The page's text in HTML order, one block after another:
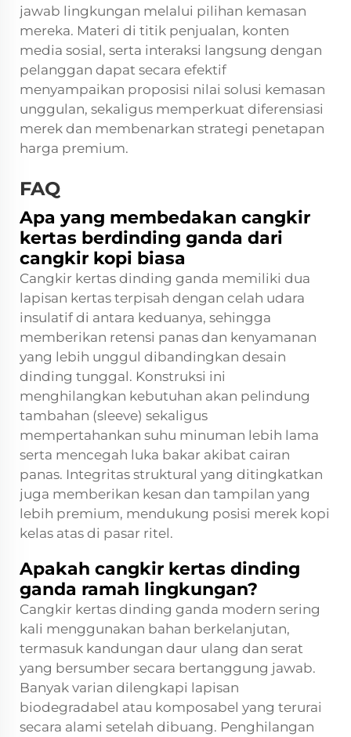
jawab lingkungan melalui pilihan kemasan
mereka. Materi di titik penjualan, konten
media sosial, serta interaksi langsung dengan
pelanggan dapat secara efektif
menyampaikan proposisi nilai solusi kemasan
unggulan, sekaligus memperkuat diferensiasi
merek dan membenarkan strategi penetapan
harga premium.
FAQ
Apa yang membedakan cangkir
kertas berdinding ganda dari
cangkir kopi biasa
Cangkir kertas dinding ganda memiliki dua
lapisan kertas terpisah dengan celah udara
insulatif di antara keduanya, sehingga
memberikan retensi panas dan kenyamanan
yang lebih unggul dibandingkan desain
dinding tunggal. Konstruksi ini
menghilangkan kebutuhan akan pelindung
tambahan (sleeve) sekaligus
mempertahankan suhu minuman lebih lama
serta mencegah luka bakar akibat cairan
panas. Integritas struktural yang ditingkatkan
juga memberikan kesan dan tampilan yang
lebih premium, mendukung posisi merek kopi
kelas atas di pasar ritel.
Apakah cangkir kertas dinding
ganda ramah lingkungan?
Cangkir kertas dinding ganda modern sering
kali menggunakan bahan berkelanjutan,
termasuk kandungan daur ulang dan serat
yang bersumber secara bertanggung jawab.
Banyak varian dilengkapi lapisan
biodegradabel atau komposabel yang terurai
secara alami setelah dibuang. Penghilangan